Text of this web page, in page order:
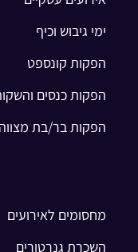
ימי גיבוש וכיף
הפקות קונספט
הפקות כנסים
הפקות בר/בת מצווה
מחסומים לאירועים
השכרת גנרטורים